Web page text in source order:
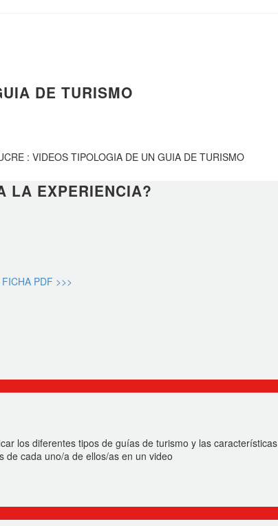
DE TURISMO
: VIDEOS TIPOLOGIA DE UN GUIA DE TURISMO
LA EXPERIENCIA?
PDF >>>
los diferentes tipos de guías de turismo y las características
de cada uno/a de ellos/as en un video